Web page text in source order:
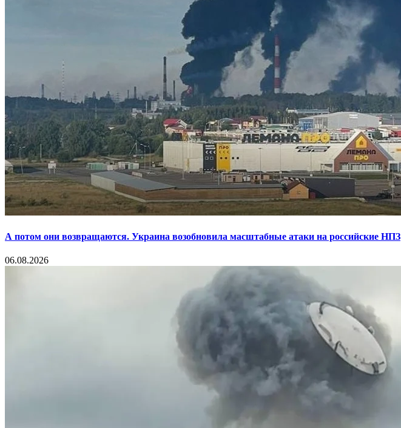
А потом они возвращаются. Украина возобновила масштабные атаки на российские НПЗ
06.08.2026